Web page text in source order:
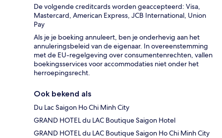
De volgende creditcards worden geaccepteerd: Visa,
Mastercard, American Express, JCB International, Union
Pay
Als je je boeking annuleert, ben je onderhevig aan het
annuleringsbeleid van de eigenaar. In overeenstemming
met de EU-regelgeving over consumentenrechten, vallen
boekingsservices voor accommodaties niet onder het
herroepingsrecht.
Ook bekend als
Du Lac Saigon Ho Chi Minh City
GRAND HOTEL du LAC Boutique Saigon Hotel
GRAND HOTEL du LAC Boutique Saigon Ho Chi Minh City